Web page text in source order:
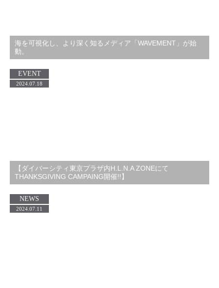
海を可視化し、より深く知るメディア「WAVEMENT」が始
動。
【ダイバーシティ東京プラザ内H.L.N.A ZONEにて
THANKSGIVING CAMPAING開催!!】
EVENT
2024.07.18
NEWS
2024.07.11